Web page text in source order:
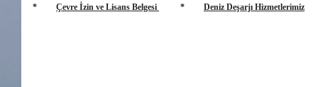
* Çevre İzin ve Lisans Belgesi * Deniz Deşarjı Hizmetlerimiz